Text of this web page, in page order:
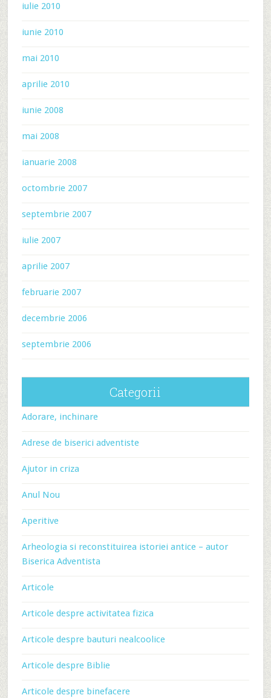
iulie 2010
iunie 2010
mai 2010
aprilie 2010
iunie 2008
mai 2008
ianuarie 2008
octombrie 2007
septembrie 2007
iulie 2007
aprilie 2007
februarie 2007
decembrie 2006
septembrie 2006
Categorii
Adorare, inchinare
Adrese de biserici adventiste
Ajutor in criza
Anul Nou
Aperitive
Arheologia si reconstituirea istoriei antice – autor
Biserica Adventista
Articole
Articole despre activitatea fizica
Articole despre bauturi nealcoolice
Articole despre Biblie
Articole despre binefacere